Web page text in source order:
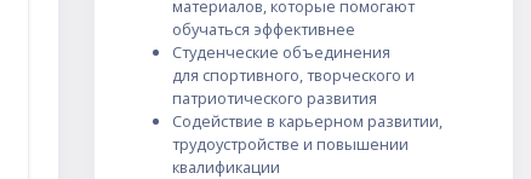
материалов, которые помогают
обучаться эффективнее
Студенческие объединения
для спортивного, творческого и
патриотического развития
Содействие в карьерном развитии,
трудоустройстве и повышении
квалификации